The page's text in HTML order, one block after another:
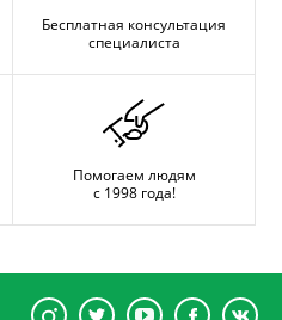
Бесплатная консультация
специалиста
Помогаем людям
с 1998 года!